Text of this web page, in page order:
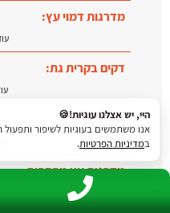
דקים בקרית גת:
דקים ביבנה:
מדרגות עץ מרחפות:
מדרגות עץ גושני:
היי, יש אצלנו עוגיות!🍪
אנו משתמשים בעוגיות לשיפור
במדיניות הפרטיות.